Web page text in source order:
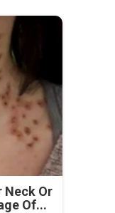
Neck Or
Of...